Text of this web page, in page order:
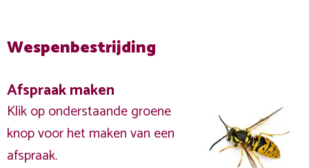
Wespenbestrijding
Afspraak maken
Klik op onderstaande groene
knop voor het maken van een
afspraak.